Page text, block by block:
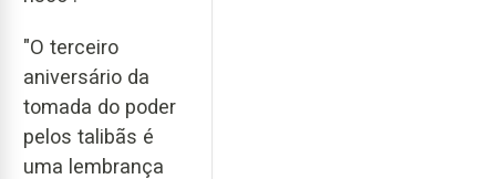
"O terceiro
aniversário da
tomada do poder
pelos talibãs é
uma lembrança